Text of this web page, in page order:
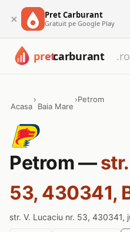
× Pret Carburant
Gratuit pe Google Play
Acasa
›
Baia Mare
›Petrom
Petrom —
53, 430341,
str. V. Lucaciu nr. 53, 430341,